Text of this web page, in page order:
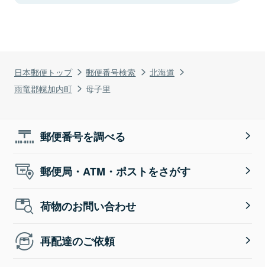
日本郵便トップ 郵便番号検索
北海道
雨竜郡幌加内町
母子里
郵便番号を調べる
郵便局・ATM・ポストをさがす
荷物のお問い合わせ
再配達のご依頼